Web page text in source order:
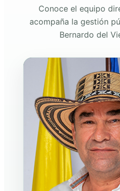
Conoce el equipo
acompaña la gestión
Bernardo del